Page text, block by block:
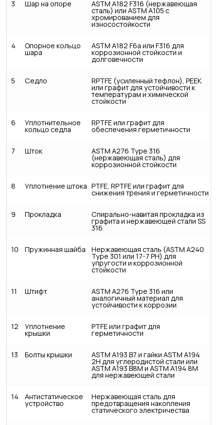
3 Шар на опоре ASTM A182 F316 (нержавеющая
сталь) или ASTM A105 с
хромированием для
износостойкости
4 Опорное кольцо
шара
ASTM A182 F6a или F316 для
коррозионной стойкости и
долговечности
5 Седло RPTFE (усиленный тефлон), PEEK
или графит для устойчивости к
температурам и химической
стойкости
6 Уплотнительное
кольцо седла
RPTFE или графит для
обеспечения герметичности
7 Шток ASTM A276 Type 316
(нержавеющая сталь) для
коррозионной стойкости
8 Уплотнение штока PTFE, RPTFE или графит для
снижения трения и герметичности
9 Прокладка Спирально-навитая прокладка из
графита и нержавеющей стали SS
316
10 Пружинная шайба Нержавеющая сталь (ASTM A240
Type 301 или 17-7 PH) для
упругости и коррозионной
стойкости
11 Штифт ASTM A276 Type 316 или
аналогичный материал для
устойчивости к коррозии
12 Уплотнение
крышки
PTFE или графит для
герметичности
13 Болты крышки ASTM A193 B7 и гайки ASTM A194
2H для углеродистой стали или
ASTM A193 B8M и ASTM A194 8M
для нержавеющей стали
14 Антистатическое
устройство
Нержавеющая сталь для
предотвращения накопления
статического электричества